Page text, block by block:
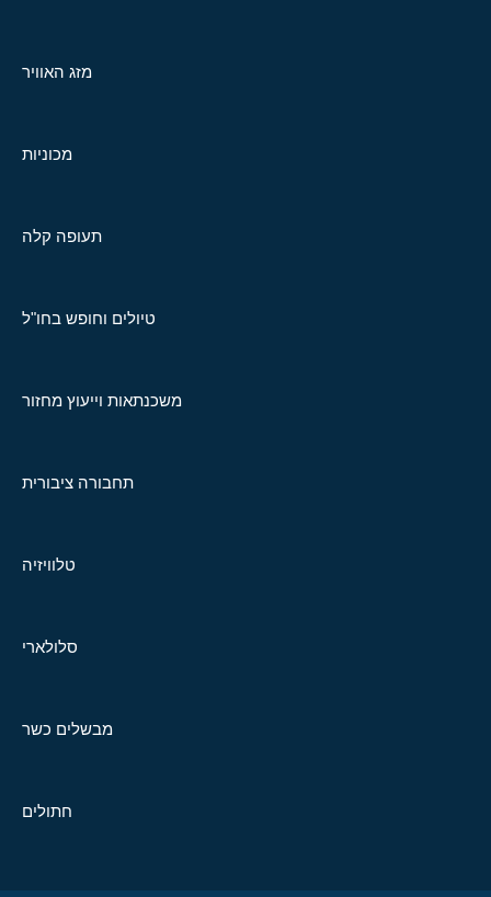
מזג האוויר
מכוניות
תעופה קלה
טיולים וחופש בחו"ל
משכנתאות וייעוץ מחזור
תחבורה ציבורית
טלוויזיה
סלולארי
מבשלים כשר
חתולים